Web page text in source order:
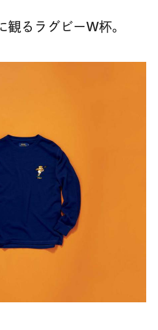
観るラグビーW杯。